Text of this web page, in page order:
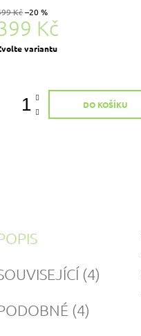
Kč–20 %
Kč
variantu
DO KOŠÍKU
(4)
(4)